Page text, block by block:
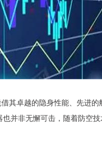
其卓越的隐身性能、先进
并非无懈可击，随着防空